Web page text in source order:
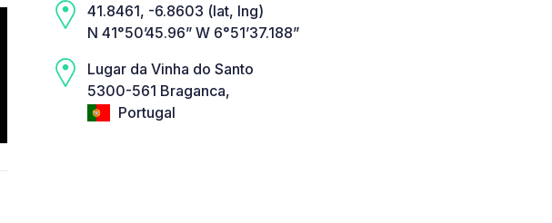
41.8461, -6.8603 (lat, lng)
N 41°50’45.96” W 6°51’37.188”
Lugar da Vinha do Santo
5300-561 Braganca,
Portugal